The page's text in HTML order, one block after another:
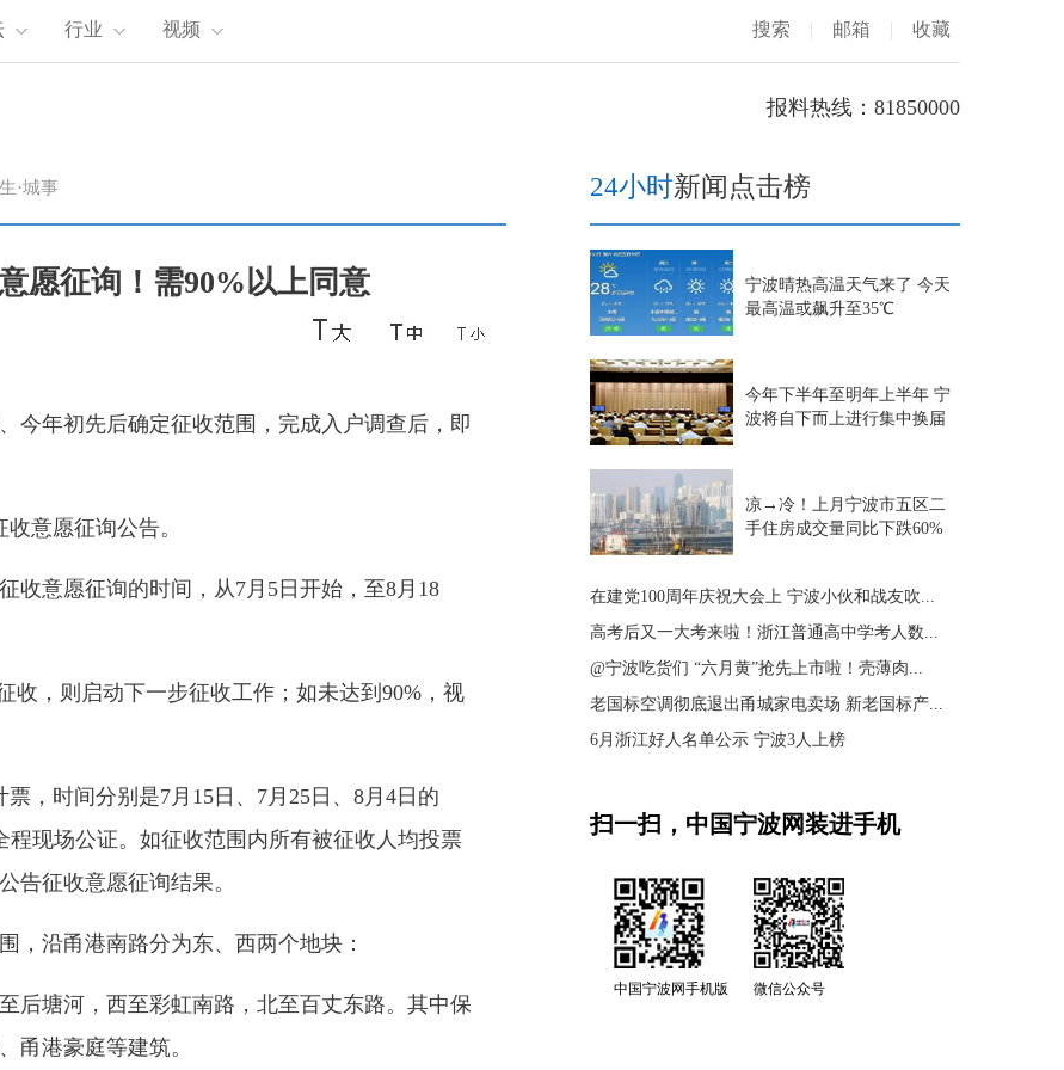
行业 视频 搜索 | 邮箱 | 收藏
报料热线：81850000
·城事
愿征询！需90%以上同意
年初先后确定征收范围，完成入户调查后，即
意愿征询公告。
收意愿征询的时间， 从7月5日开始，至8月18
，则启动下一步征收工作；如未达到90%，视
时间分别是7月15日、7月25日、8月4日的
程现场公证。如征收范围内所有被征收人均投票
告征收意愿征询结果。
沿甬港南路分为东、西两个地块：
塘河，西至彩虹南路，北至百丈东路。其中保
甬港豪庭等建筑。
24小时新闻点击榜
宁波晴热高温天气来了 今天
最高温或飙升至35℃
今年下半年至明年上半年 宁
波将自下而上进行集中换届
凉→冷！上月宁波市五区二
手住房成交量同比下跌60%
在建党100周年庆祝大会上 宁波小伙和战友吹...
高考后又一大考来啦！浙江普通高中学考人数...
@宁波吃货们 “六月黄”抢先上市啦！壳薄肉...
老国标空调彻底退出甬城家电卖场 新老国标产...
6月浙江好人名单公示 宁波3人上榜
扫一扫，中国宁波网装进手机
中国宁波网手机版 微信公众号